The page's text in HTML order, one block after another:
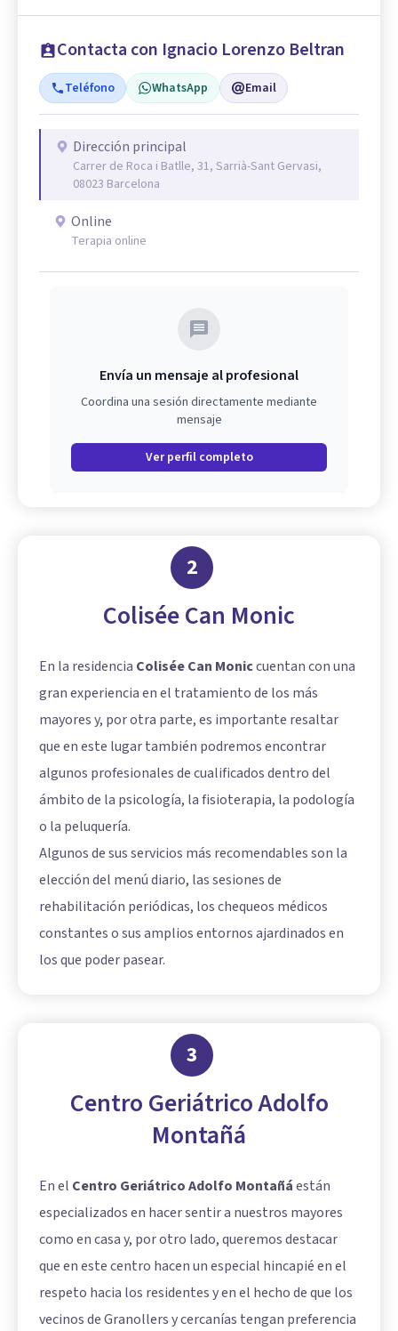
Contacta con Ignacio Lorenzo Beltran
Teléfono WhatsApp Email
Dirección principal
Carrer de Roca i Batlle, 31, Sarrià-Sant Gervasi,
08023 Barcelona
Online
Terapia online
Envía un mensaje al profesional
Coordina una sesión directamente mediante
mensaje
Ver perfil completo
2
Colisée Can Monic
En la residencia Colisée Can Moniccuentan con una
gran experiencia en el tratamiento de los más
mayores y, por otra parte, es importante resaltar
que en este lugar también podremos encontrar
algunos profesionales de cualificados dentro del
ámbito de la psicología, la fisioterapia, la podología
o la peluquería.
Algunos de sus servicios más recomendables son la
elección del menú diario, las sesiones de
rehabilitación periódicas, los chequeos médicos
constantes o sus amplios entornos ajardinados en
los que poder pasear.
3
Centro Geriátrico Adolfo
Montañá
En el Centro Geriátrico Adolfo Montañáestán
especializados en hacer sentir a nuestros mayores
como en casa y, por otro lado, queremos destacar
que en este centro hacen un especial hincapié en el
respeto hacia los residentes y en el hecho de que los
vecinos de Granollers y cercanías tengan preferencia